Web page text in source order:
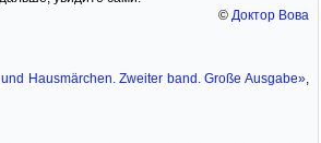
© Доктор Вова
Hausmärchen. Zweiter band. Große Ausgabe»